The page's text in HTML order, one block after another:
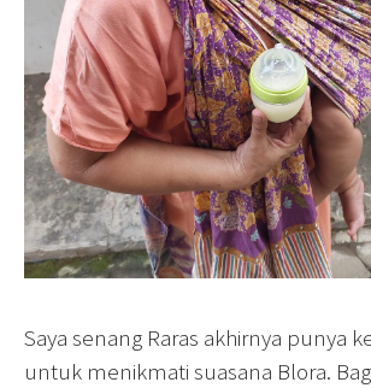
Saya senang Raras akhirnya punya
untuk menikmati suasana Blora.